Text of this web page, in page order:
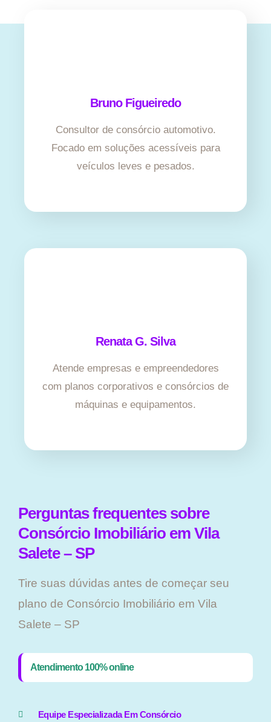
Bruno Figueiredo
Consultor de consórcio automotivo.
Focado em soluções acessíveis para
veículos leves e pesados.
Renata G. Silva
Atende empresas e empreendedores
com planos corporativos e consórcios de
máquinas e equipamentos.
Perguntas frequentes sobre
Consórcio Imobiliário em Vila
Salete – SP
Tire suas dúvidas antes de começar seu
plano ​de Consórcio Imobiliário em Vila
Salete – SP
Atendimento 100% online
Equipe Especializada Em Consórcio